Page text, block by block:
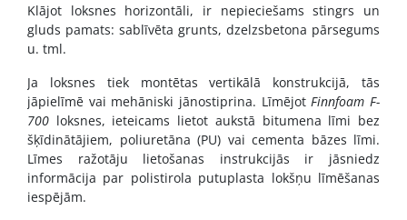
Klājot loksnes horizontāli, ir nepieciešams stingrs un
gluds pamats: sablīvēta grunts, dzelzsbetona pārsegums
u. tml.
Ja loksnes tiek montētas vertikālā konstrukcijā, tās
jāpielīmē vai mehāniski jānostiprina. Līmējot Finnfoam F-
700 loksnes, ieteicams lietot aukstā bitumena līmi bez
šķīdinātājiem, poliuretāna (PU) vai cementa bāzes līmi.
Līmes ražotāju lietošanas instrukcijās ir jāsniedz
informācija par polistirola putuplasta lokšņu līmēšanas
iespējām.